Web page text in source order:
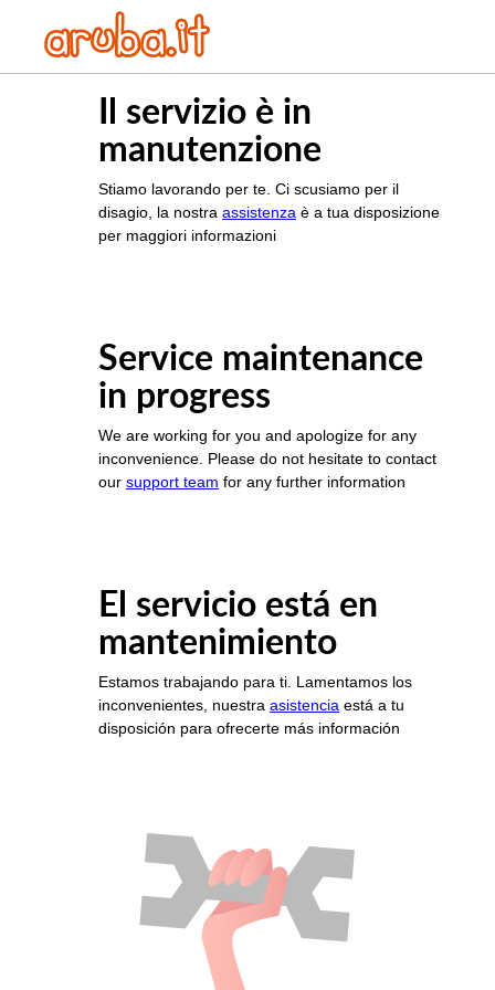
Il servizio è in
manutenzione
Stiamo lavorando per te. Ci scusiamo per il
disagio, la nostra assistenza è a tua disposizione
per maggiori informazioni
Service maintenance
in progress
We are working for you and apologize for any
inconvenience. Please do not hesitate to contact
our support team for any further information
El servicio está en
mantenimiento
Estamos trabajando para ti. Lamentamos los
inconvenientes, nuestra asistencia está a tu
disposición para ofrecerte más información